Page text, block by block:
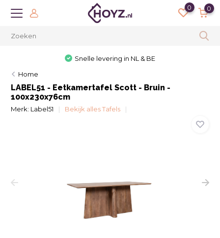
0 0
30 dagen bedenktijd
Home
LABEL51 - Eetkamertafel Scott - Bruin -
100x230x76cm
Merk: Label51 Bekijk alles Tafels